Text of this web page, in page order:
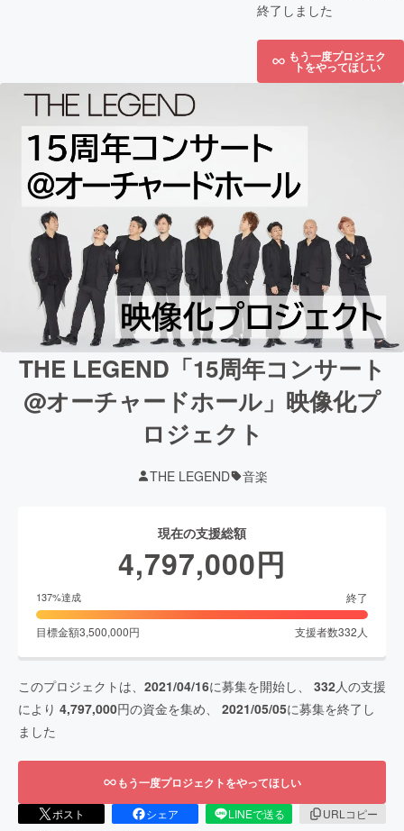
終了しました
もう一度プロジェク
トをやってほしい
THE LEGEND「15周年コンサート
@オーチャードホール」映像化プ
ロジェクト
THE LEGEND 音楽
現在の支援総額
4,797,000円
137%達成 終了
目標金額3,500,000円 支援者数332 人
このプロジェクトは、 2021/04/16に募集を開始し、 332人の支援
により 4,797,000円の資金を集め、 2021/05/05に募集を終了し
ました
もう一度プロジェクトをやってほしい
ポスト シェア LINEで送る
URLコピー